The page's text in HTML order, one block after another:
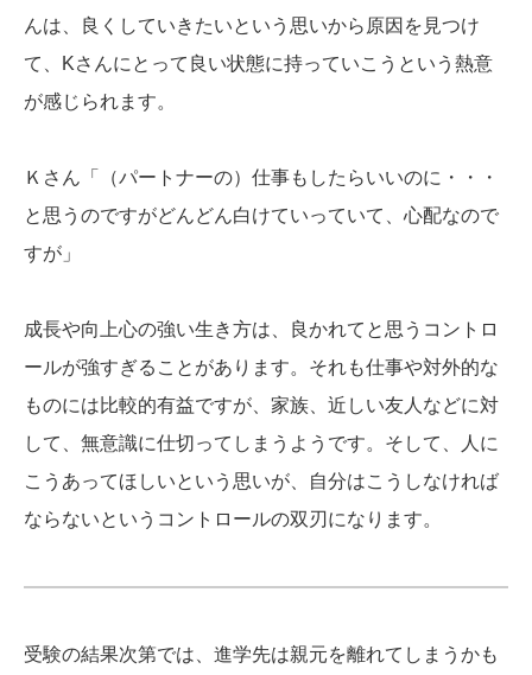
んは、良くしていきたいという思いから原因を見つけ
て、Kさんにとって良い状態に持っていこうという熱意
が感じられます。
Ｋさん「（パートナーの）仕事もしたらいいのに・・・
と思うのですがどんどん白けていっていて、心配なので
すが」
成長や向上心の強い生き方は、良かれてと思うコントロ
ールが強すぎることがあります。それも仕事や対外的な
ものには比較的有益ですが、家族、近しい友人などに対
して、無意識に仕切ってしまうようです。そして、人に
こうあってほしいという思いが、自分はこうしなければ
ならないというコントロールの双刃になります。
受験の結果次第では、進学先は親元を離れてしまうかも